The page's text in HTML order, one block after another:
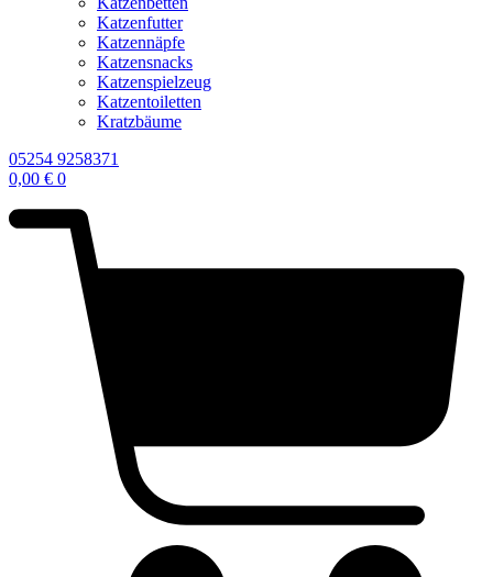
Katzenfutter
Katzennäpfe
Katzensnacks
Katzenspielzeug
Katzentoiletten
Kratzbäume
05254 9258371
0,00 € 0